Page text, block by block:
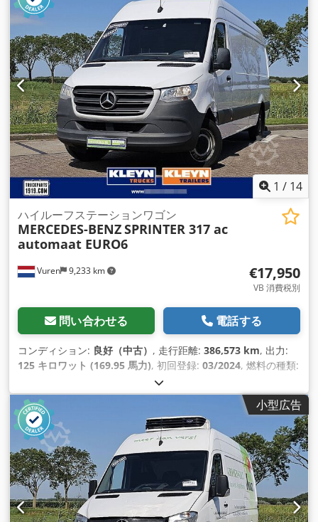
ペンション:
, 座席数:3, 全長:7,050 mm , 全幅:
全高:2,750 mm , 荷室長:4,350 mm, 荷室幅:1,770 mm, 荷室
高:1,960 mm, 製造年:2023
ABS（アンチロック・ブレ
ーキ・システム）, アップル CarPlay, エアコン, クルーズコン
トロール, セントラルロック, トラクションコントロール, ナビ
ゲーションシステム, ブルートゥース, 電動ウィンドウ調節, 電
動ミラー,
1 / 14
Vuren 9,233 km
ハイルーフステーションワゴン
MERCEDES-BENZSPRINTER 317 ac
automaat EURO6
€17,950
VB 消費税別
問い合わせる 電話する
コンディション: 良好（中古） , 走行距離: 386,573 km, 出力:
125 キロワット (169.95 馬力), 初回登録: 03/2024, 燃料の種類:
235/65R16
イールベース:4,330 mm, 燃料:ディーゼル, 色:白色, 運転席:
デイキャブ
, 排出クラス: ユーロ6, サ
スペンション:
, 全長:6,970 mm
mm, 全高:2,640 mm , 荷室長:4,360 mm , 荷室幅:1,780 mm,
荷室高:1,920 mm , 製造年:2024, 装備:ABS（アンチロック・
ブレーキ・システム）, アップル CarPlay, エアコン, クルーズ
コントロール, セントラルロック, トラクションコントロール,
ナビゲーションシステム, ブルートゥース, 電動ウィンドウ調節,
電動ミラー,
小型広告